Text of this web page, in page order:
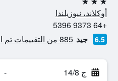
3 نجوم
أوكلاند، نيوزيلندا
+64 9373 5396
6.5 جيد 885 من التقييمات تم التحقق منها
ج 14/8 -